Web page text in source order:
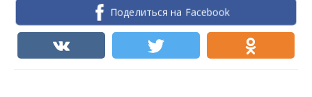
Поделиться на Facebook